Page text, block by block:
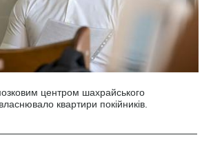
центром шахрайського
квартири покійників.